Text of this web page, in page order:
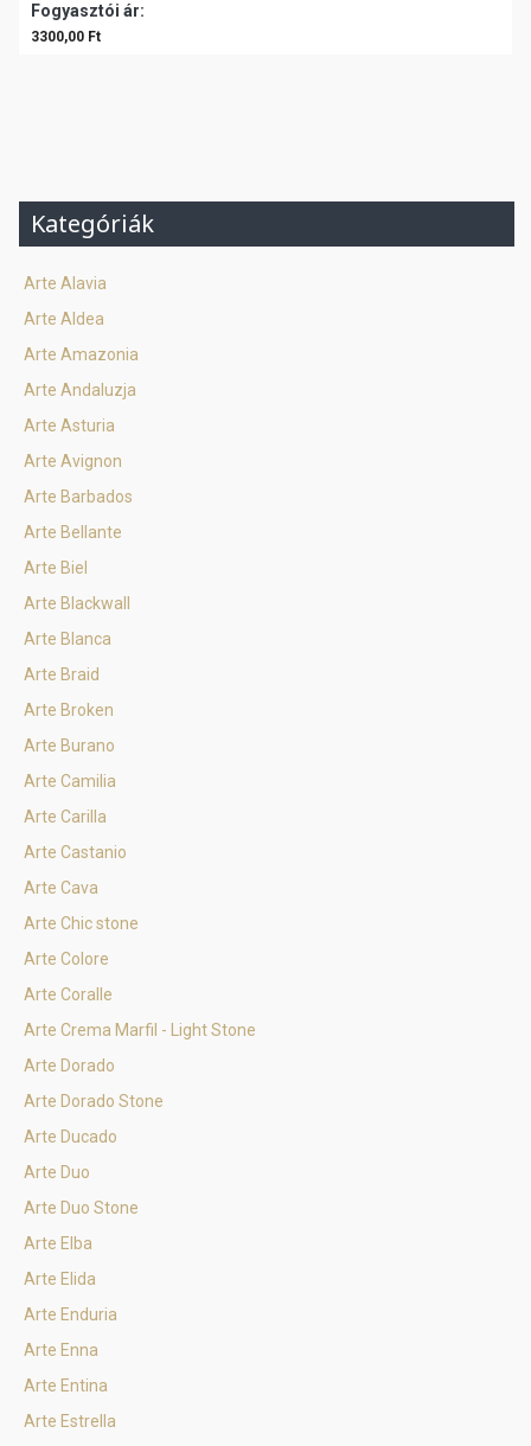
Fogyasztói ár:
3300,00 Ft
Kategóriák
Arte Alavia
Arte Aldea
Arte Amazonia
Arte Andaluzja
Arte Asturia
Arte Avignon
Arte Barbados
Arte Bellante
Arte Biel
Arte Blackwall
Arte Blanca
Arte Braid
Arte Broken
Arte Burano
Arte Camilia
Arte Carilla
Arte Castanio
Arte Cava
Arte Chic stone
Arte Colore
Arte Coralle
Arte Crema Marfil - Light Stone
Arte Dorado
Arte Dorado Stone
Arte Ducado
Arte Duo
Arte Duo Stone
Arte Elba
Arte Elida
Arte Enduria
Arte Enna
Arte Entina
Arte Estrella